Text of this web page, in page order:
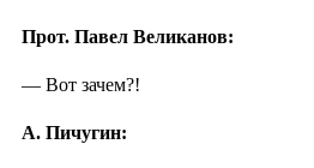
Прот. Павел Великанов:
— Вот зачем?!
А. Пичугин: